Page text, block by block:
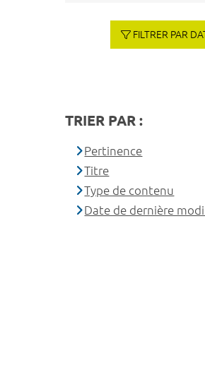
FILTRER PAR
TRIER PAR :
Pertinence
Titre
Type de contenu
Date de dernière